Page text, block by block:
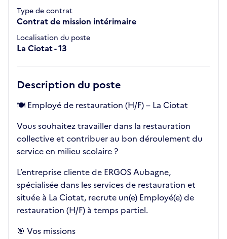
Type de contrat
Contrat de mission intérimaire
Localisation du poste
La Ciotat - 13
Description du poste
🍽️ Employé de restauration (H/F) – La Ciotat
Vous souhaitez travailler dans la restauration
collective et contribuer au bon déroulement du
service en milieu scolaire ?
L’entreprise cliente de ERGOS Aubagne,
spécialisée dans les services de restauration et
située à La Ciotat, recrute un(e) Employé(e) de
restauration (H/F) à temps partiel.
🎯 Vos missions